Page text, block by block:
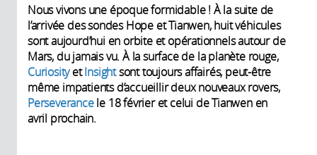
Nous vivons une époque formidable ! À la suite de
l’arrivée des sondes Hope et Tianwen, huit véhicules
sont aujourd’hui en orbite et opérationnels autour de
Mars, du jamais vu. À la surface de la planète rouge,
CuriosityetInsightsont toujours affairés, peut-être
même impatients d’accueillir deux nouveaux rovers,
Perseverancele 18 février et celui de Tianwen en
avril prochain.